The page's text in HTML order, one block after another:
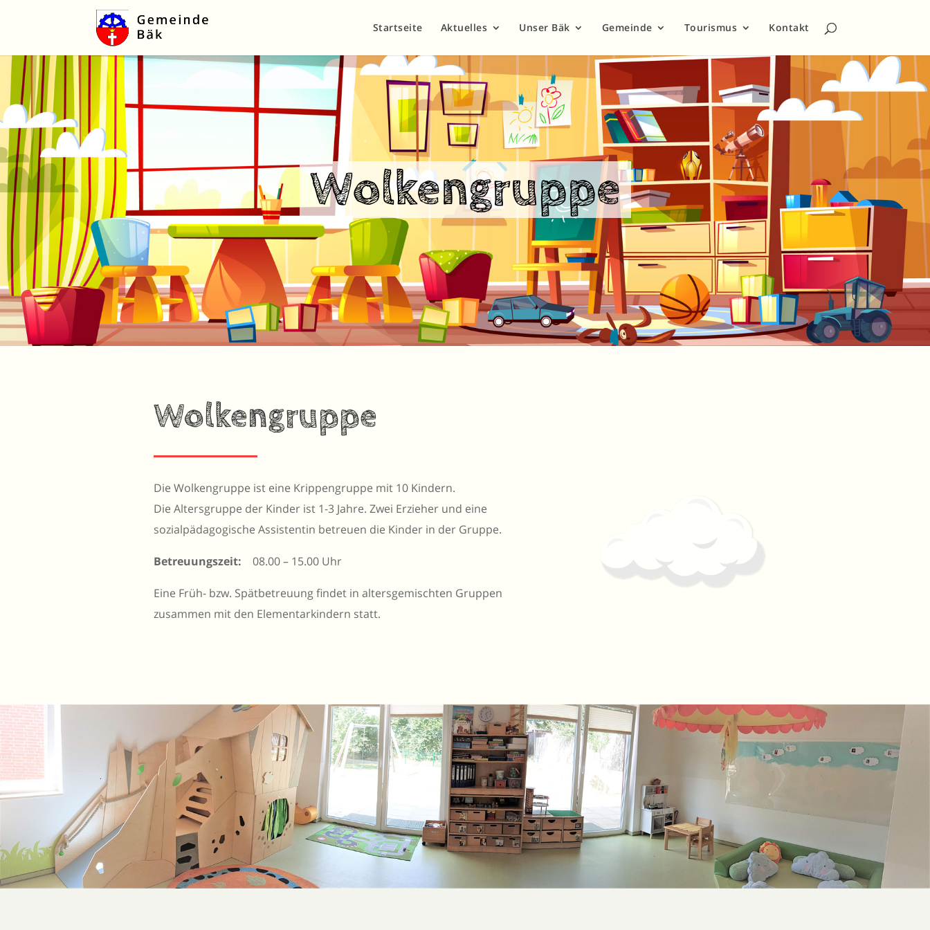
Startseite Aktuelles Unser Bäk Gemeinde Tourismus Kontakt
Wolkengruppe
Wolkengruppe
Die Wolkengruppe ist eine Krippengruppe mit 10 Kindern.
Die Altersgruppe der Kinder ist 1-3 Jahre. Zwei Erzieher und eine
sozialpädagogische Assistentin betreuen die Kinder in der Gruppe.​
Betreuungszeit: 08.00 – 15.00 Uhr
Eine Früh- bzw. Spätbetreuung findet in altersgemischten Gruppen
zusammen mit den Elementarkindern statt.